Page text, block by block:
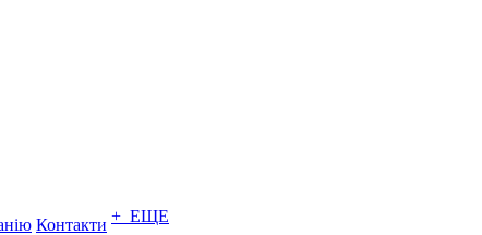
Контакти + ЕЩЕ